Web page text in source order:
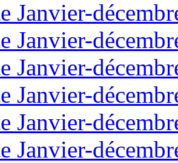
Janvier-
Janvier-
Janvier-
Janvier-
Janvier-
Janvier-